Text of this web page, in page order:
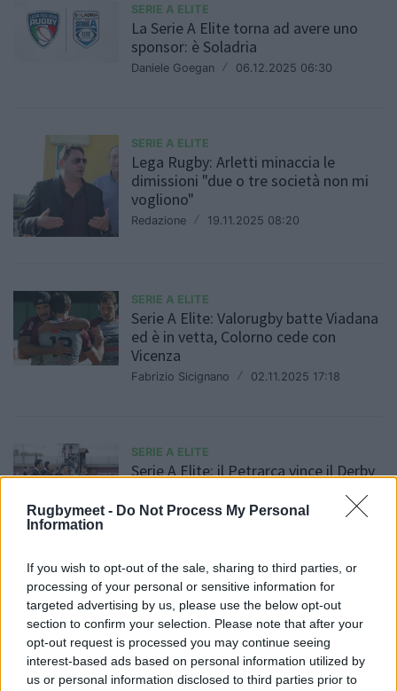
Rugbymeet - Do Not Process My Personal
Information
If you wish to opt-out of the sale, sharing to third parties, or
processing of your personal or sensitive information for
targeted advertising by us, please use the below opt-out
section to confirm your selection. Please note that after your
opt-out request is processed you may continue seeing
interest-based ads based on personal information utilized by
us or personal information disclosed to third parties prior to
SERIE A ELITE
La Serie A Elite torna ad avere uno
sponsor: è Soladria
Daniele Goegan / 06.12.2025 06:30
SERIE A ELITE
Lega Rugby: Arletti minaccia le
dimissioni "due o tre società non mi
vogliono"
Redazione / 19.11.2025 08:20
SERIE A ELITE
Serie A Elite: Valorugby batte Viadana
ed è in vetta, Colorno cede con
Vicenza
Fabrizio Sicignano / 02.11.2025 17:18
SERIE A ELITE
Serie A Elite: il Petrarca vince il Derby
Fabrizio Sicignano / 01.11.2025 17:39
SERIE A ELITE
Serie A Elite: derby interessanti e
presentazione 4° turno
Daniele Goegan / 01.11.2025 10:19